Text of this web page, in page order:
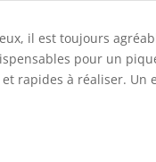
il est toujours
pour un
et rapides à réaliser.